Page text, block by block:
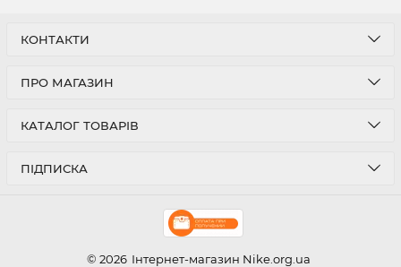
КОНТАКТИ
ПРО МАГАЗИН
КАТАЛОГ ТОВАРІВ
ПІДПИСКА
© 2026 Інтернет-магазин Nike.org.ua